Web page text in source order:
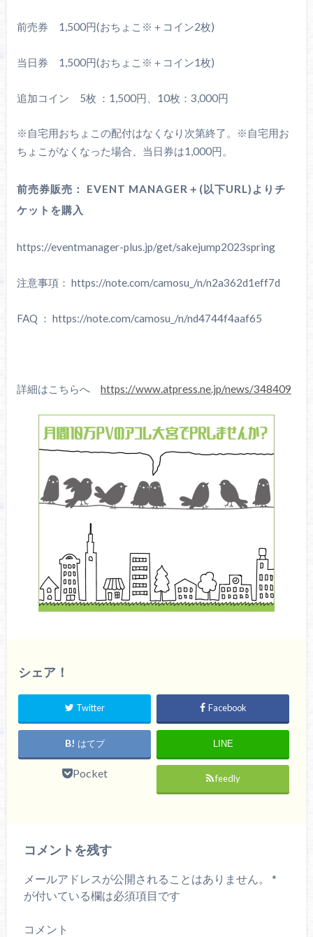
前売券 1,500円(おちょこ※＋コイン2枚)
当日券 1,500円(おちょこ※＋コイン1枚)
追加コイン 5枚 ：1,500円、10枚：3,000円
※自宅用おちょこの配付はなくなり次第終了。※自宅用お
ちょこがなくなった場合、当日券は1,000円。
前売券販売： EVENT MANAGER＋(以下URL)よりチ
ケットを購入
https://eventmanager-plus.jp/get/sakejump2023spring
注意事項： https://note.com/camosu_/n/n2a362d1eff7d
FAQ ： https://note.com/camosu_/n/nd4744f4aaf65
詳細はこちらへ https://www.atpress.ne.jp/news/348409
シェア！
Twitter Facebook
はてブ LINE
Pocket feedly
コメントを残す
メールアドレスが公開されることはありません。
*
が付いている欄は必須項目です
コメント